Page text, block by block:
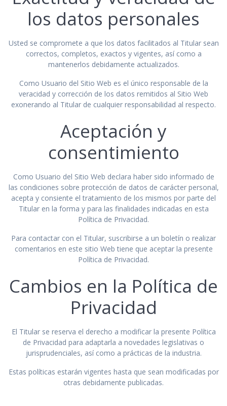
los datos personales
Usted se compromete a que los datos facilitados al Titular sean
correctos, completos, exactos y vigentes, así como a
mantenerlos debidamente actualizados.
Como Usuario del Sitio Web es el único responsable de la
veracidad y corrección de los datos remitidos al Sitio Web
exonerando al Titular de cualquier responsabilidad al respecto.
Aceptación y
consentimiento
Como Usuario del Sitio Web declara haber sido informado de
las condiciones sobre protección de datos de carácter personal,
acepta y consiente el tratamiento de los mismos por parte del
Titular en la forma y para las finalidades indicadas en esta
Política de Privacidad.
Para contactar con el Titular, suscribirse a un boletín o realizar
comentarios en este sitio Web tiene que aceptar la presente
Política de Privacidad.
Cambios en la Política de
Privacidad
El Titular se reserva el derecho a modificar la presente Política
de Privacidad para adaptarla a novedades legislativas o
jurisprudenciales, así como a prácticas de la industria.
Estas políticas estarán vigentes hasta que sean modificadas por
otras debidamente publicadas.